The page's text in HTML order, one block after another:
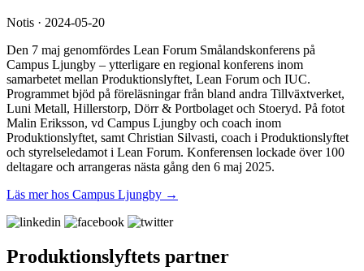
Notis · 2024-05-20
Den 7 maj genomfördes Lean Forum Smålandskonferens på
Campus Ljungby – ytterligare en regional konferens inom
samarbetet mellan Produktionslyftet, Lean Forum och IUC.
Programmet bjöd på föreläsningar från bland andra Tillväxtverket,
Luni Metall, Hillerstorp, Dörr & Portbolaget och Stoeryd. På fotot
Malin Eriksson, vd Campus Ljungby och coach inom
Produktionslyftet, samt Christian Silvasti, coach i Produktionslyftet
och styrelseledamot i Lean Forum. Konferensen lockade över 100
deltagare och arrangeras nästa gång den 6 maj 2025.
Läs mer hos Campus Ljungby →
Produktionslyftets partner